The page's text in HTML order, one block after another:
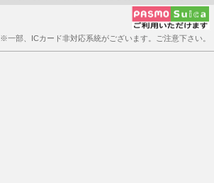
※一部、ICカード非対応系統がございます。ご注意下さい。